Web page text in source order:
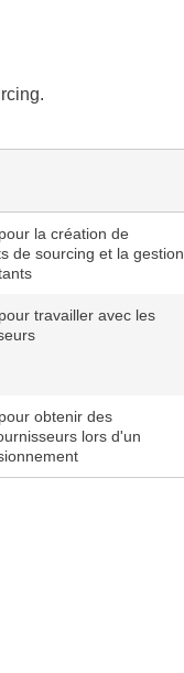
la création de
de sourcing et la gestion
travailler avec les
obtenir des
lors d'un